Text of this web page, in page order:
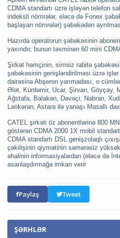
CDMA standartı üzrə işləyən telefon
indeksli nömrələr, eləcə də Fonex
başlayan nömrələr) şəbəkədən
Hazırda operatorun şəbəkəsinin
yaxındır, bunun təxminən 60 mini
Şirkət həmçinin, simsiz rabitə
şəbəkəsinin genişləndirilməsi üzrə
dairəsinə Abşeron yarımadası, o
Ələt, Kürdəmir, Ucar, Şirvan, Göyçay,
Ağstafa, Balakən, Dəvəçi, Nabran,
Lənkəran, Astara ilə yanaşı Masallı
CATEL şirkəti öz abonentlərinə 800
göstərən CDMA 2000 1X mobil
CDMA standartı DSL genişzolaqlı
çəkilişinin qiymətinin səmərəsiz
əhalinin informasiyalardan (eləcə də
asanlaşdırmağa imkan verir
Paylaş Tweet
ŞƏRHLƏR